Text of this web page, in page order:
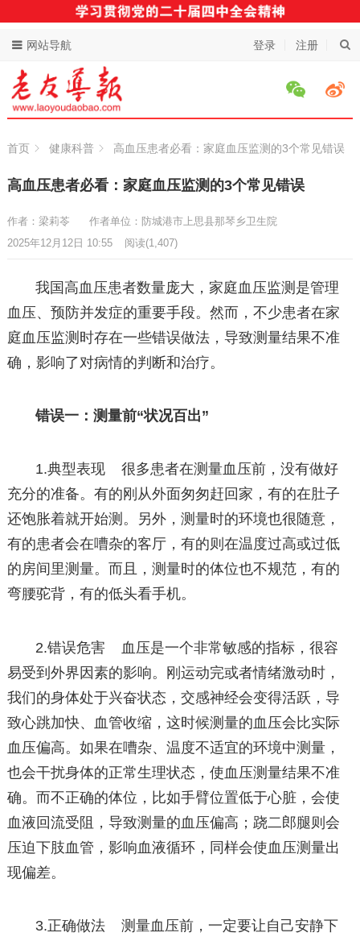
登录 注册
网站导航
首页 健康科普 高血压患者必看：家庭血压监测的3个常见错误
高血压患者必看：家庭血压监测的3个常见错误
作者：梁莉苓
作者单位：防城港市上思县那琴乡卫生院
2025年12月12日 10:55
阅读(1,407)
我国高血压患者数量庞大，家庭血压监测是管理
血压、预防并发症的重要手段。然而，不少患者在家
庭血压监测时存在一些错误做法，导致测量结果不准
确，影响了对病情的判断和治疗。
错误一：测量前“状况百出”
1.典型表现 很多患者在测量血压前，没有做好
充分的准备。有的刚从外面匆匆赶回家，有的在肚子
还饱胀着就开始测。另外，测量时的环境也很随意，
有的患者会在嘈杂的客厅，有的则在温度过高或过低
的房间里测量。而且，测量时的体位也不规范，有的
弯腰驼背，有的低头看手机。
2.错误危害 血压是一个非常敏感的指标，很容
易受到外界因素的影响。刚运动完或者情绪激动时，
我们的身体处于兴奋状态，交感神经会变得活跃，导
致心跳加快、血管收缩，这时候测量的血压会比实际
血压偏高。如果在嘈杂、温度不适宜的环境中测量，
也会干扰身体的正常生理状态，使血压测量结果不准
确。而不正确的体位，比如手臂位置低于心脏，会使
血液回流受阻，导致测量的血压偏高；跷二郎腿则会
压迫下肢血管，影响血液循环，同样会使血压测量出
现偏差。
3.正确做法 测量血压前，一定要让自己安静下